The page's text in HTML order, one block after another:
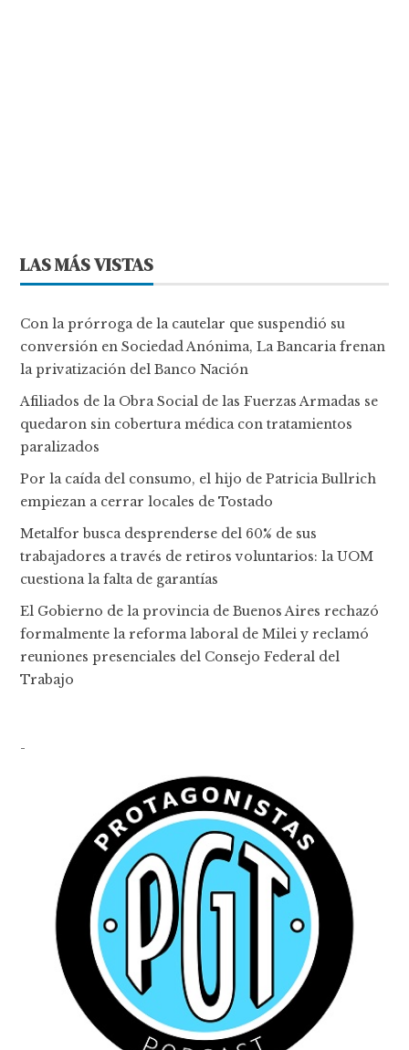
LAS MÁS VISTAS
Con la prórroga de la cautelar que suspendió su
conversión en Sociedad Anónima, La Bancaria frenan
la privatización del Banco Nación
Afiliados de la Obra Social de las Fuerzas Armadas se
quedaron sin cobertura médica con tratamientos
paralizados
Por la caída del consumo, el hijo de Patricia Bullrich
empiezan a cerrar locales de Tostado
Metalfor busca desprenderse del 60% de sus
trabajadores a través de retiros voluntarios: la UOM
cuestiona la falta de garantías
El Gobierno de la provincia de Buenos Aires rechazó
formalmente la reforma laboral de Milei y reclamó
reuniones presenciales del Consejo Federal del
Trabajo
-